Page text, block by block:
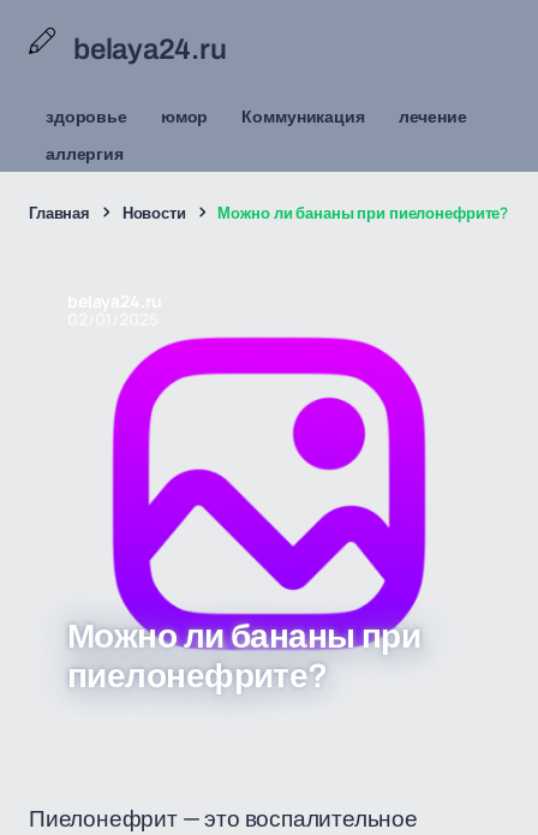
belaya24.ru
здоровье юмор Коммуникация
лечение
аллергия
Главная Новости Можно ли бананы при пиелонефрите?
Можно ли бананы при
пиелонефрите?
Пиелонефрит — это воспалительное